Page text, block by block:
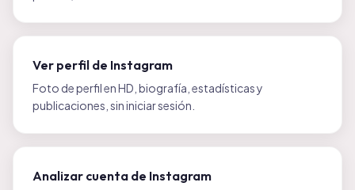
Ver perfil de Instagram
Foto de perfil en HD, biografía, estadísticas y
publicaciones, sin iniciar sesión.
Analizar cuenta de Instagram